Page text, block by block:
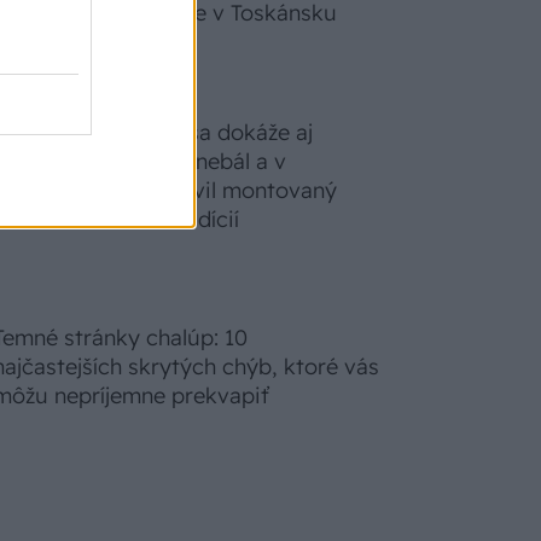
zabudnete, že nie ste v Toskánsku
motorovou pílou sa dokáže aj
podpísať. Slovák sa nebál a v
Čičmanoch si postavil montovaný
v duchu tradícií
stránky chalúp: 10
skrytých chýb, ktoré vás
nepríjemne prekvapiť